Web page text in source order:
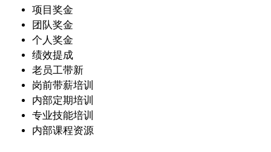
项目奖金
团队奖金
个人奖金
绩效提成
老员工带新
岗前带薪培训
内部定期培训
专业技能培训
内部课程资源